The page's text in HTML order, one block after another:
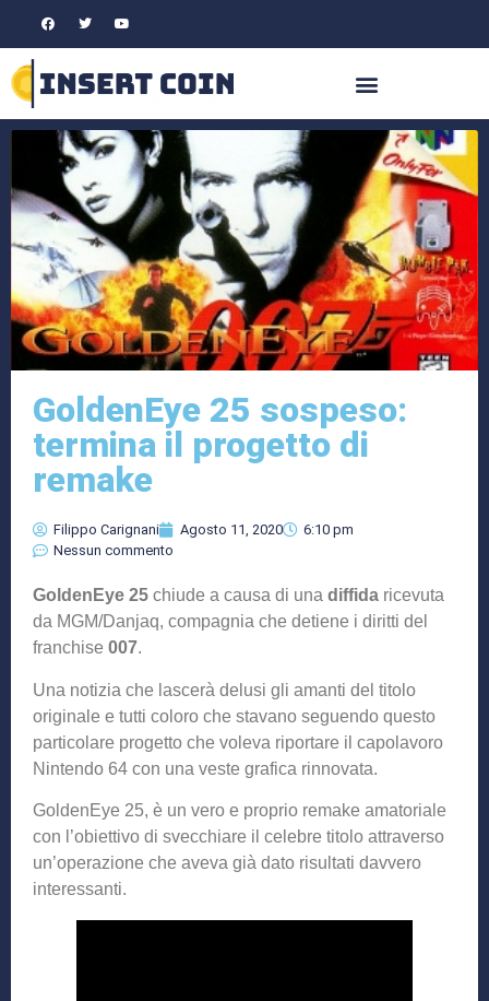
GoldenEye 25 sospeso:
termina il progetto di
remake
Filippo Carignani Agosto 11, 2020
6:10 pm
Nessun commento
GoldenEye 25 chiude a causa di una diffida ricevuta
da MGM/Danjaq, compagnia che detiene i diritti del
franchise 007.
Una notizia che lascerà delusi gli amanti del titolo
originale e tutti coloro che stavano seguendo questo
particolare progetto che voleva riportare il capolavoro
Nintendo 64 con una veste grafica rinnovata.
GoldenEye 25, è un vero e proprio remake amatoriale
con l’obiettivo di svecchiare il celebre titolo attraverso
un’operazione che aveva già dato risultati davvero
interessanti.